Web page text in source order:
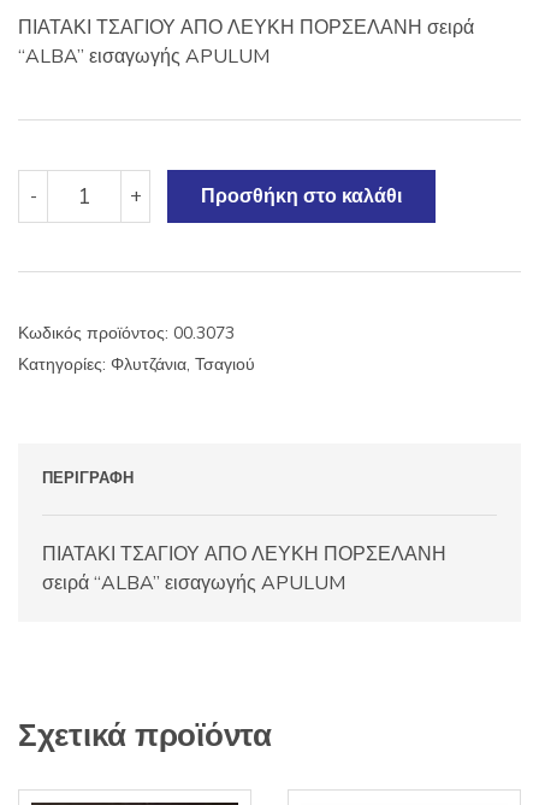
ΠΙΑΤΑΚΙ ΤΣΑΓΙΟΥ ΑΠΟ ΛΕΥΚΗ ΠΟΡΣΕΛΑΝΗ σειρά
“ALBA” εισαγωγής APULUM
-
ΠΙΑΤΑΚΙ
ΤΣΑΓΙΟΥ + Προσθήκη στο καλάθι
Κωδικός προϊόντος: 00.3073
Κατηγορίες: Φλυτζάνια, Τσαγιού
ΠΕΡΙΓΡΑΦΉ
ΠΙΑΤΑΚΙ ΤΣΑΓΙΟΥ ΑΠΟ ΛΕΥΚΗ ΠΟΡΣΕΛΑΝΗ
σειρά “ALBA” εισαγωγής APULUM
Σχετικά προϊόντα